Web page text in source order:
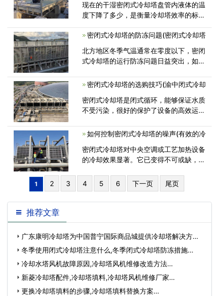
现在的干湿密闭式冷却塔盘管内液体的温
度下降了多少，是衡量冷却塔效率的标
尺，那影响其管内液体温度的因素，成为
密闭式冷却塔的防冻问题(密闭式冷却塔
北方地区冬季气温通常在零度以下，密闭
式冷却塔的运行防冻问题日益突出，如果
密闭式冷却塔的选购技巧(渝中闭式冷却
密闭式冷却塔是闭式循环，能够保证水质
不受污染，很好的保护了设备的高效运
如何控制密闭式冷却塔的噪声(有效的冷
密闭式冷却塔对中央空调或工艺加热设备
的冷却效果显著。它已变得不可或缺，但
1 2 3 4 5 6 下一页 尾页
推荐文章
广东康明冷却塔为中国普宁国际商品城提供冷却塔解决方
案…冬季使用闭式冷却塔注意什么,冬季闭式冷却塔防冻措施…
冷却水塔风机故障原因,冷却塔风机维修改造方法…
新菱冷却塔配件,冷却塔填料,冷却塔风机维修厂家…
更换冷却塔填料的步骤,冷却塔填料替换方案…